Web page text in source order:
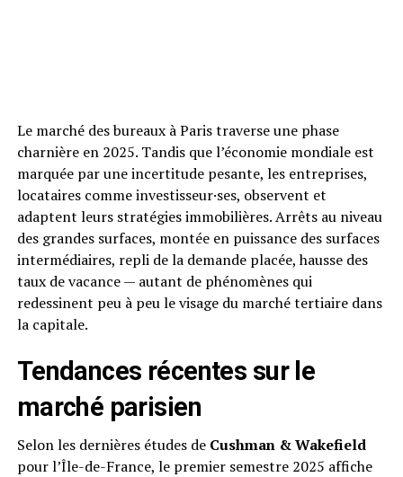
Le marché des bureaux à Paris traverse une phase
charnière en 2025. Tandis que l’économie mondiale est
marquée par une incertitude pesante, les entreprises,
locataires comme investisseur·ses, observent et
adaptent leurs stratégies immobilières. Arrêts au niveau
des grandes surfaces, montée en puissance des surfaces
intermédiaires, repli de la demande placée, hausse des
taux de vacance — autant de phénomènes qui
redessinent peu à peu le visage du marché tertiaire dans
la capitale.
Tendances récentes sur le
marché parisien
Selon les dernières études de Cushman & Wakefield
pour l’Île-de-France, le premier semestre 2025 affiche